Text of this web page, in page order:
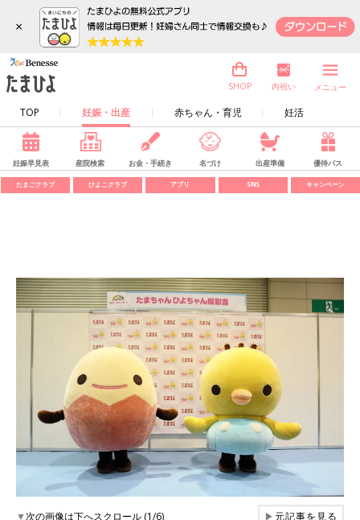
×
TOP 妊娠・出産 赤ちゃん・育児 妊活
SHOP 内祝い メニュー
妊娠早見表 産院検索 お金・手続き 名づけ 出産準備 優待パス
たまごクラブ ひよこクラブ アプリ SNS キャンペーン
▼次の画像は下へスクロール (1/6) ▶元記事を見る